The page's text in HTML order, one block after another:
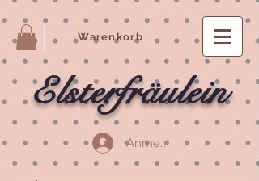
Warenkorb
Elsterfräulein
Anmelden